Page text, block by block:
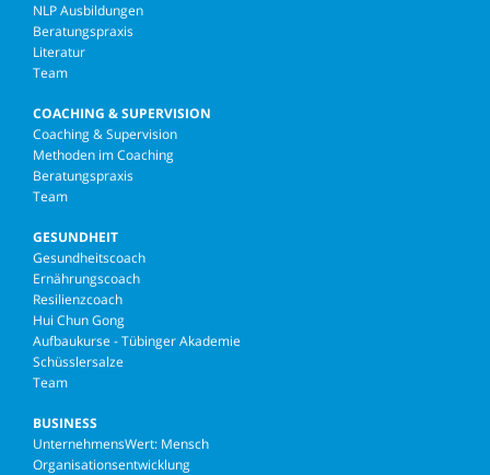
NLP Ausbildungen
Beratungspraxis
Literatur
Team
COACHING & SUPERVISION
Coaching & Supervision
Methoden im Coaching
Beratungspraxis
Team
GESUNDHEIT
Gesundheitscoach
Ernährungscoach
Resilienzcoach
Hui Chun Gong
Aufbaukurse - Tübinger Akademie
Schüsslersalze
Team
BUSINESS
UnternehmensWert: Mensch
Organisationsentwicklung